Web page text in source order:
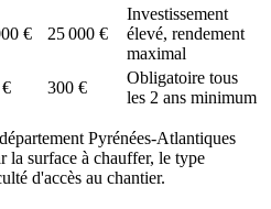
€ 25 000 €
Investissement
élevé, rendement
maximal
€ 300 €
Obligatoire tous
les 2 ans minimum
Pyrénées-Atlantiques
la surface à chauffer, le type
d'accès au chantier.